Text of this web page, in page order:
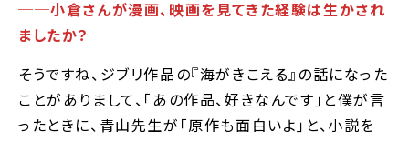
──小倉さんが漫画、映画を見てきた経験は生かされ
ましたか？
そうですね、ジブリ作品の『海がきこえる』の話になった
ことがありまして、｢あの作品、好きなんです｣と僕が言
ったときに、青山先生が｢原作も面白いよ｣と、小説を